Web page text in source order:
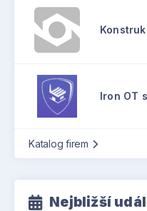
Iron OT
Katalog firem
Nejbližší